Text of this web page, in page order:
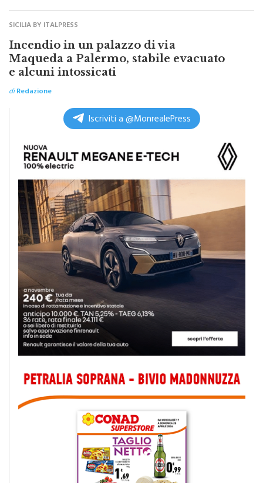
diRedazione
SICILIA BY ITALPRESS
Incendio in un palazzo di via
Maqueda a Palermo, stabile evacuato
e alcuni intossicati
di